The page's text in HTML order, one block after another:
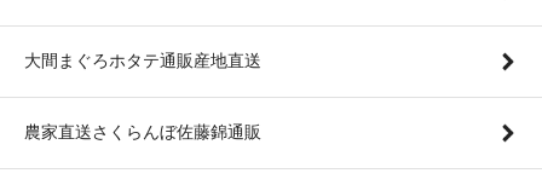
大間まぐろホタテ通販産地直送
農家直送さくらんぼ佐藤錦通販